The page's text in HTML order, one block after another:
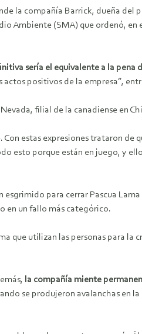
la compañía Barrick, dueña del
Ambiente (SMA) que ordenó,
sería el equivalente a la
actos positivos de la empresa”,
filial de la canadiense en
estas expresiones trataron de
esto porque están en juego, y
para cerrar Pascua
en un fallo más categórico.
que utilizan las personas para la
la compañía miente
se produjeron avalanchas en